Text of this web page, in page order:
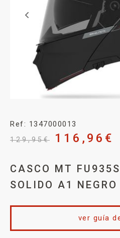
Ref: 1347000013
129,95€ 116,96 €
CASCO MT
SOLIDO A1
ver guía